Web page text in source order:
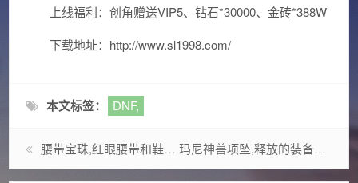
上线福利：创角赠送VIP5、钻石*30000、金砖*388W
下载地址：http://www.sl1998.com/
本文标签： DNF,
腰带宝珠,红眼腰带和鞋国庆附魔什么? 玛尼神兽项坠,释放的装备有哪些?